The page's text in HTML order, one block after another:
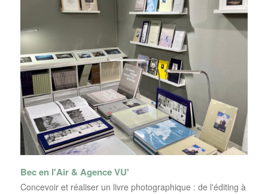
Bec en l'Air & Agence VU'
Concevoir et réaliser un livre photographique : de l'éditing à